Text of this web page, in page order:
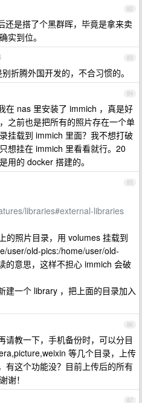
82
还是搭了个黑群晖，毕竟是拿来卖
实到位。
83
折腾外国开发的，不合习惯的。
84
在 nas 里安装了 immich ，真是好
之前也是把所有的照片存在一个单
挂载到 immich 里面？我不想打破
想挂在 immich 里看看就行。20
用的 docker 搭建的。
85
libraries#external-libraries
的照片目录，用 volumes 挂载到
user/old-pics:/home/user/old-
的意思，这样不担心 immich 会破
建一个 library ，把上面的目录加入
86
请教一下，手机备份时，可以分目
等几个目录，上传
有这个功能没？目前上传后的所有
谢！
87